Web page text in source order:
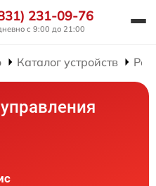
231-09-76
с 9:00 до 21:00
Каталог устройств